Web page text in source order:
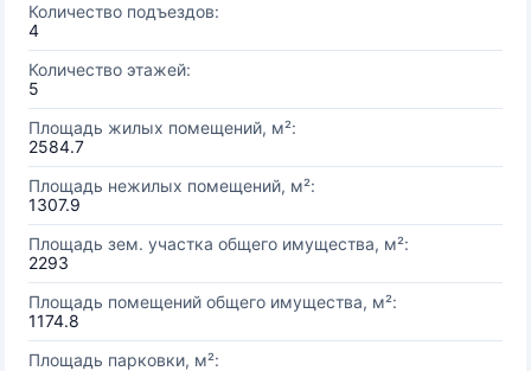
Количество подъездов:
4
Количество этажей:
5
Площадь жилых помещений, м²:
2584.7
Площадь нежилых помещений, м²:
1307.9
Площадь зем. участка общего имущества, м²:
2293
Площадь помещений общего имущества, м²:
1174.8
Площадь парковки, м²: